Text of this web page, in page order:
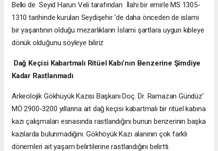
Belki de Seyid Harun Veli tarafından İlahi bir emirle MS 1305-
1310 tarihinde kurulan Seydişehir ‘de daha önceden de islami
bir yaşantının olduğu mezarlıkların İslami şartlara uygun kıbleye
dönük olduğunu söyleye biliriz
Dağ Keçisi Kabartmalı Ritüel Kabı’nın Benzerine Şimdiye
Kadar Rastlanmadı
Arkeolojik Gökhüyük Kazısı Başkanı Doç. Dr. Ramazan Gündüz’
MÖ 2900-3200 yıllarına ait dağ keçisi kabartmalı bir ritüel kabına
kazı çalışmaları esnasında rastlandığını bunun benzerinin başka
kazılarda bulunmadığını. Gökhöyük Kazı alanının çok farklı
dönemleri ait yaşam belirtilerine rastlandığını belirtti.